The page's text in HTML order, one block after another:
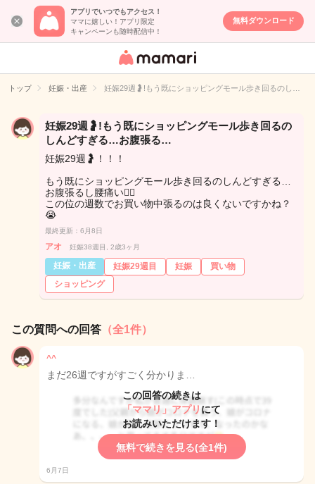
アプリでいつでもアクセス！
ママに嬉しい！アプリ限定
キャンペーンも随時配信中！
無料ダウンロード
女性専用匿名QA
イト
トップ 妊娠・出産 妊娠29週🤰!もう既にショッピングモール歩き回るのし…
妊娠29週🤰!もう既にショッピングモール歩き回るの
しんどすぎる…お腹張る…
妊娠29週🤰！！！
もう既にショッピングモール歩き回るのしんどすぎる…
お腹張るし腰痛い🙂‍↕️
この位の週数でお買い物中張るのは良くないですかね？
😭
最終更新：6月8日
アオ 妊娠38週目, 2歳3ヶ月
妊娠・出産 妊娠29週目 妊娠
買い物
ショッピング
この質問への回答 （全1件）
^^
まだ26週ですがすごく分かりま…
この回答の続きは
「ママリ」アプリ にて
お読みいただけます！
無料で続きを見る(全1件)
6月7日